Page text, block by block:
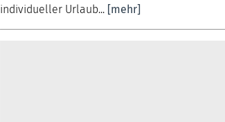
individueller Urlaub... [mehr]